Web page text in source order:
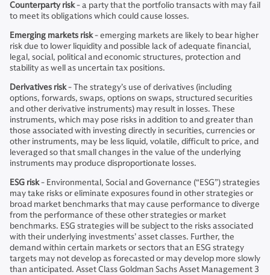
Counterparty risk- a party that the portfolio transacts with may fail
to meet its obligations which could cause losses.
Emerging markets risk- emerging markets are likely to bear higher
risk due to lower liquidity and possible lack of adequate financial,
legal, social, political and economic structures, protection and
stability as well as uncertain tax positions.
Derivatives risk- The strategy’s use of derivatives (including
options, forwards, swaps, options on swaps, structured securities
and other derivative instruments) may result in losses. These
instruments, which may pose risks in addition to and greater than
those associated with investing directly in securities, currencies or
other instruments, may be less liquid, volatile, difficult to price, and
leveraged so that small changes in the value of the underlying
instruments may produce disproportionate losses.
ESG risk- Environmental, Social and Governance (“ESG”) strategies
may take risks or eliminate exposures found in other strategies or
broad market benchmarks that may cause performance to diverge
from the performance of these other strategies or market
benchmarks. ESG strategies will be subject to the risks associated
with their underlying investments’ asset classes. Further, the
demand within certain markets or sectors that an ESG strategy
targets may not develop as forecasted or may develop more slowly
than anticipated. Asset Class Goldman Sachs Asset Management 3